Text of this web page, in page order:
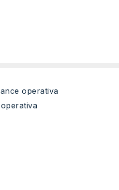
operativa